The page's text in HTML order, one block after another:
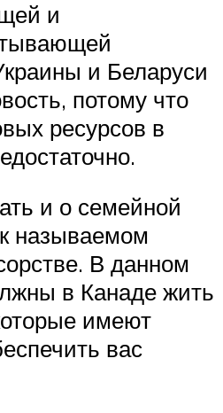
и
и Беларуси
потому что
ресурсов в
и о семейной
называемом
В данном
в Канаде жить
имеют
вас